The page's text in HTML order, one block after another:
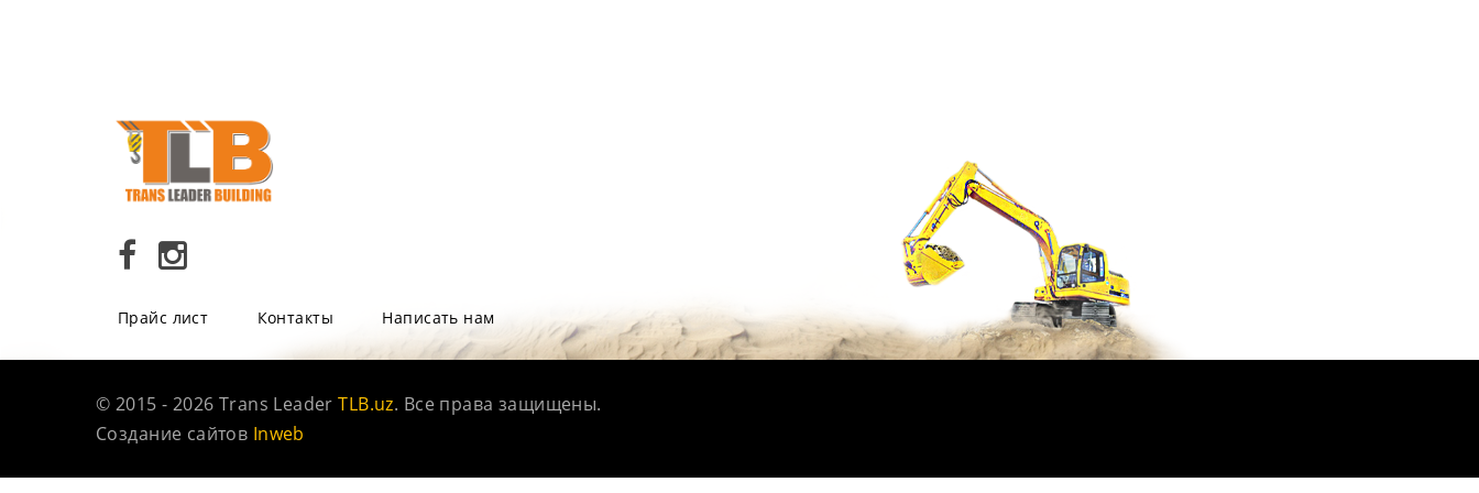
Прайс лист Контакты Написать нам
© 2015 - 2026 Trans LeaderTLB.uz. Все права защищены.
Создание сайтов Inweb